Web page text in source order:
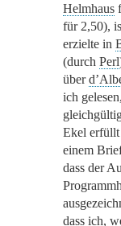
Helmhaus
für 2,50),
erzielte in
(durch Perl
über
ich
Ekel erfüllt
einem
dass der
dass ich,